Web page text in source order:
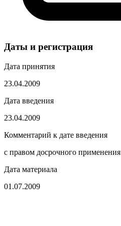
Даты и регистрация
Дата принятия
23.04.2009
Дата введения
23.04.2009
Комментарий к дате введения
с правом досрочного применения
Дата материала
01.07.2009